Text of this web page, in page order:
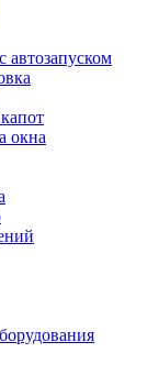
автозапуском
окна